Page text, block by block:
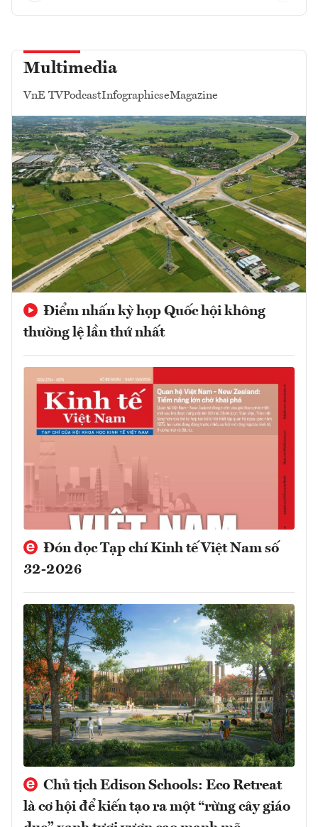
Multimedia
VnE TVPodcastInfographicseMagazine
Điểm nhấn kỳ họp Quốc hội không
thường lệ lần thứ nhất
Đón đọc Tạp chí Kinh tế Việt Nam số
32-2026
Chủ tịch Edison Schools: Eco Retreat
là cơ hội để kiến tạo ra một “rừng cây giáo